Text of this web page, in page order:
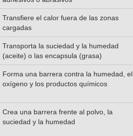
Transfiere el calor fuera de las zonas
cargadas
Transporta la suciedad y la humedad
(aceite) o las encapsula (grasa)
Forma una barrera contra la humedad, el
oxígeno y los productos químicos
Crea una barrera frente al polvo, la
suciedad y la humedad